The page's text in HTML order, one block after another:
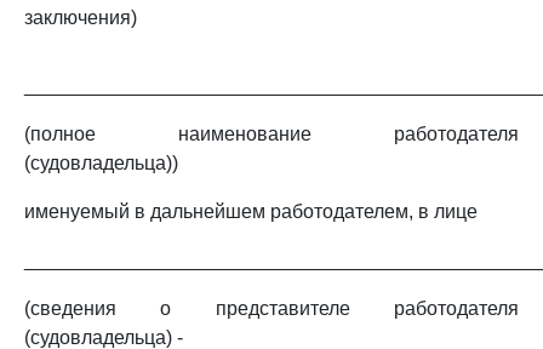
заключения)
(полное наименование работодателя
(судовладельца))
именуемый в дальнейшем работодателем, в лице
(сведения о представителе работодателя
(судовладельца) -